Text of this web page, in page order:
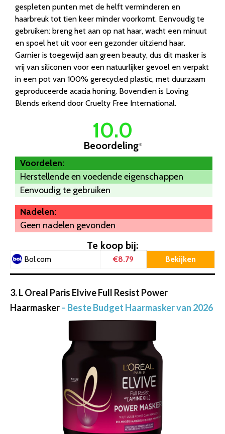
gespleten punten met de helft verminderen en
haarbreuk tot tien keer minder voorkomt. Eenvoudig te
gebruiken: breng het aan op nat haar, wacht een minuut
en spoel het uit voor een gezonder uitziend haar.
Garnier is toegewijd aan green beauty, dus dit masker is
vrij van siliconen voor een natuurlijker gevoel en verpakt
in een pot van 100% gerecycled plastic, met duurzaam
geproduceerde acacia honing. Bovendien is Loving
Blends erkend door Cruelty Free International.
10.0
Beoordeling*
Voordelen:
Herstellende en voedende eigenschappen
Eenvoudig te gebruiken
Nadelen:
Geen nadelen gevonden
Te koop bij:
Bol.com €8.79 Bekijken
3. L Oreal Paris Elvive Full Resist Power
Haarmasker– Beste Budget Haarmasker van 2026